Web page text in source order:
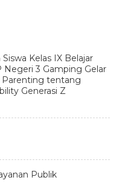
Kelas IX Belajar
Negeri 3 Gamping Gelar
Parenting tentang
Generasi Z
Publik